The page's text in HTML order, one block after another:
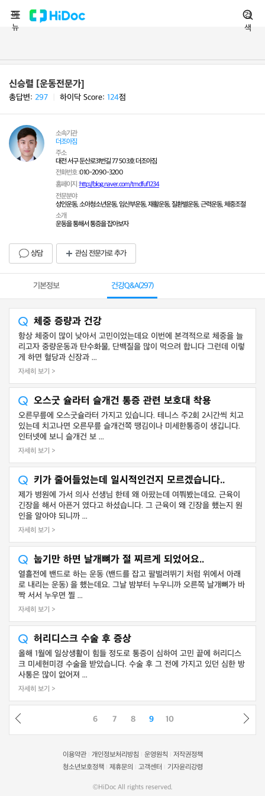
메
뉴
검
색
신승렬 [운동전문가]
총답변: 297 하이닥 Score: 124점
소속기관
더조아짐
주소
대전 서구 둔산로31번길 77 503호 더조아짐
전화번호 :010-2090-3200
홈페이지 :http://blog.naver.com/tmdfuf1234
전문분야
성인운동, 소아청소년운동, 임산부운동, 재활운동, 질환별운동, 근력운동, 체중조절
소개
운동을 통해서 통증을 잡아보자
상담 관심 전문가로 추가
기본정보 건강Q&A(297)
체중 증량과 건강
항상 체중이 많이 낮아서 고민이었는데요 이번에 본격적으로 체중을 늘
리고자 중량운동과 탄수화물, 단백질을 많이 먹으려 합니다 그런데 이렇
게 하면 혈당과 신장과 ...
자세히 보기 >
오스굿 슐라터 슬개건 통증 관련 보호대 착용
오른무릎에 오스굿슐라터 가지고 있습니다. 테니스 주2회 2시간씩 치고
있는데 치고나면 오른무릎 슬개건쪽 땡김이나 미세한통증이 생깁니다.
인터넷에 보니 슬개건 보 ...
자세히 보기 >
키가 줄어들었는데 일시적인건지 모르겠습니다..
제가 병원에 가서 의사 선생님 한테 왜 아팠는데 여쭤봤는데요. 근육이
긴장을 해서 아픈거 였다고 하셨습니다. 그 근육이 왜 긴장을 했는지 원
인을 알아야 되니까 ...
자세히 보기 >
눕기만 하면 날개뼈가 절 찌르게 되었어요..
열흘전에 밴드로 하는 운동 (밴드를 잡고 팔벌려뛰기 처럼 위에서 아래
로 내리는 운동) 을 했는데요. 그날 밤부터 누우니까 오른쪽 날개뼈가 바
짝 서서 누우면 찔 ...
자세히 보기 >
허리디스크 수술 후 증상
올해 1월에 일상생활이 힘들 정도로 통증이 심하여 고민 끝에 허리디스
크 미세현미경 수술을 받았습니다. 수술 후 그 전에 가지고 있던 심한 방
사통은 많이 없어져 ...
자세히 보기 >
6 7 8 9 10
이용약관 개인정보처리방침 운영원칙
저작권정책
청소년보호정책
제휴문의 고객센터 기자윤리강령
©HiDoc All rights reserved.